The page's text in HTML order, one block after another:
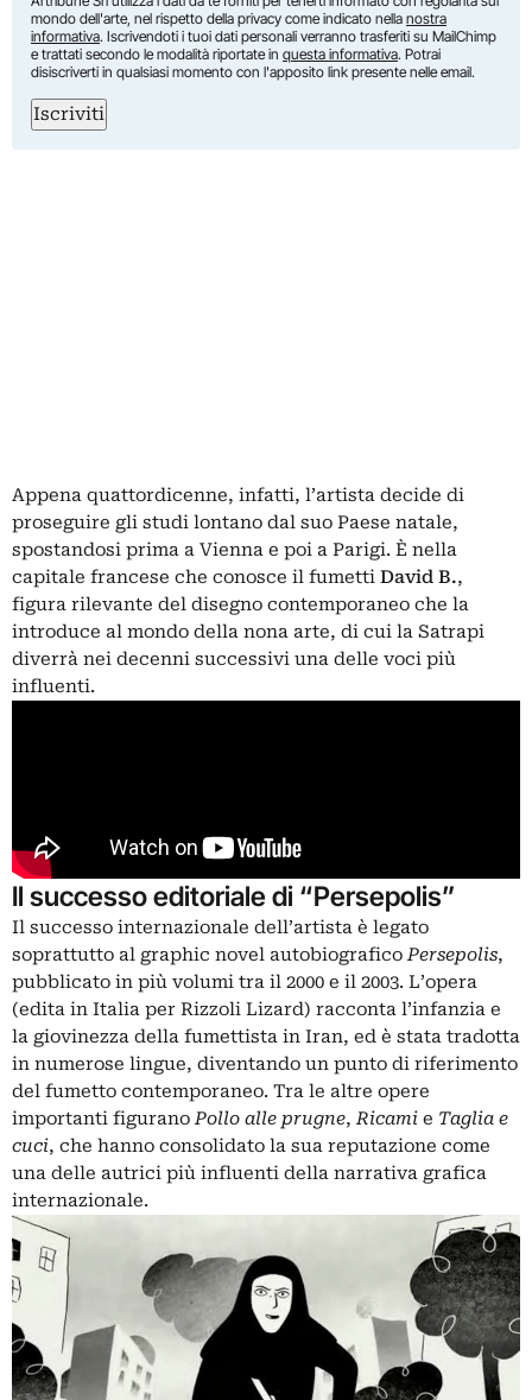
mondo dell'arte, nel rispetto della privacy come indicato nella nostra
informativa. Iscrivendoti i tuoi dati personali verranno trasferiti su MailChimp
e trattati secondo le modalità riportate in questa informativa. Potrai
disiscriverti in qualsiasi momento con l'apposito link presente nelle email.
Iscriviti
Appena quattordicenne, infatti, l’artista decide di
proseguire gli studi lontano dal suo Paese natale,
spostandosi prima a Vienna e poi a Parigi. È nella
capitale francese che conosce il fumetti David B.,
figura rilevante del disegno contemporaneo che la
introduce al mondo della nona arte, di cui la Satrapi
diverrà nei decenni successivi una delle voci più
influenti.
Il successo editoriale di “Persepolis”
Il successo internazionale dell’artista è legato
soprattutto al graphic novel autobiograficoPersepolis,
pubblicato in più volumi tra il 2000 e il 2003. L’opera
(edita in Italia per Rizzoli Lizard) racconta l’infanzia e
la giovinezza della fumettista in Iran, ed è stata tradotta
in numerose lingue, diventando un punto di riferimento
del fumetto contemporaneo. Tra le altre opere
importanti figuranoPollo alle prugne,Ricami e Taglia e
cuci, che hanno consolidato la sua reputazione come
una delle autrici più influenti della narrativa grafica
internazionale.